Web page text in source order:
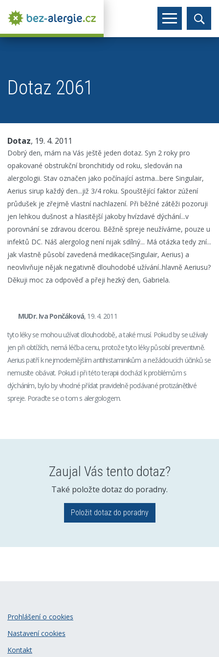
Dotaz 2061
Dotaz, 19. 4. 2011
Dobrý den, mám na Vás ještě jeden dotaz. Syn 2 roky pro
opakované obstrukční bronchitidy od roku, sledován na
alergologii. Stav označen jako počínající astma...bere Singulair,
Aerius sirup každý den...již 3/4 roku. Spouštějící faktor zúžení
průdušek je zřejmě vlastní nachlazení. Při běžné zátěži pozoruji
jen lehkou dušnost a hlasitější jakoby hvízdavé dýchání...v
porovnání se zdravou dcerou. Běžně spreje neužíváme, pouze u
infektů DC. Náš alergolog není nijak sdílný... Má otázka tedy zní...
jak vlastně působí zavedená medikace(Singulair, Aerius) a
neovlivňuje nějak negativně dlouhodobé užívání..hlavně Aeriusu?
Děkuji moc za odpověď a přeji hezký den, Gabriela.
MUDr. Iva Pončáková, 19. 4. 2011
tyto léky se mohou užívat dlouhodobě, a také musí. Pokud by se užívaly
jen při obtížích, nemá léčba cenu, protože tyto léky působí preventivně.
Aerius patří k nejmodernějším antihistaminikům a nežádoucích účinků se
nemusíte obávat. Pokud i při této terapii dochází k problémům s
dýcháním, bylo by vhodné přídat pravidelně podávané protizánětlivé
spreje. Poraďte se o tom s alergologem.
Zaujal Vás tento dotaz?
Také položte dotaz do poradny.
Položit dotaz do poradny
Prohlášení o cookies
Nastavení cookies
Kontakt